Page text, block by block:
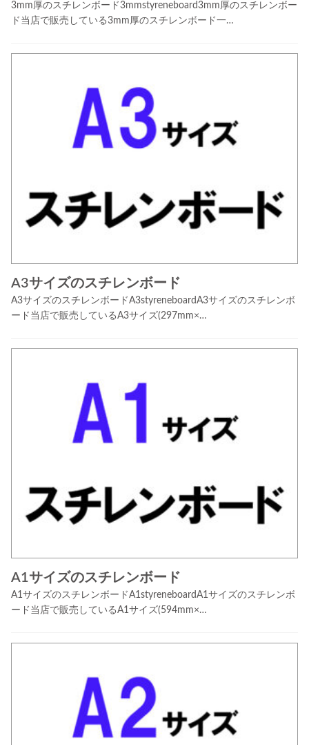
3mm厚のスチレンボード3mmstyreneboard3mm厚のスチレンボー
ド当店で販売している3mm厚のスチレンボード一…
A3サイズのスチレンボード
A3サイズのスチレンボードA3styreneboardA3サイズのスチレンボ
ード当店で販売しているA3サイズ(297mm×…
A1サイズのスチレンボード
A1サイズのスチレンボードA1styreneboardA1サイズのスチレンボ
ード当店で販売しているA1サイズ(594mm×…